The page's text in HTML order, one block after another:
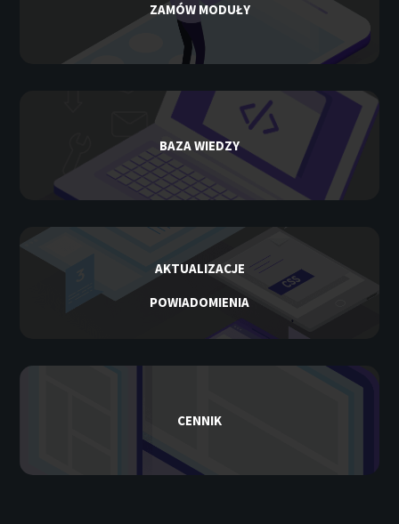
ZAMÓW MODUŁY
BAZA WIEDZY
AKTUALIZACJE
POWIADOMIENIA
CENNIK